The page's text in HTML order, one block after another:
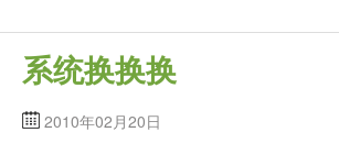
系统换换换
2010年02月20日